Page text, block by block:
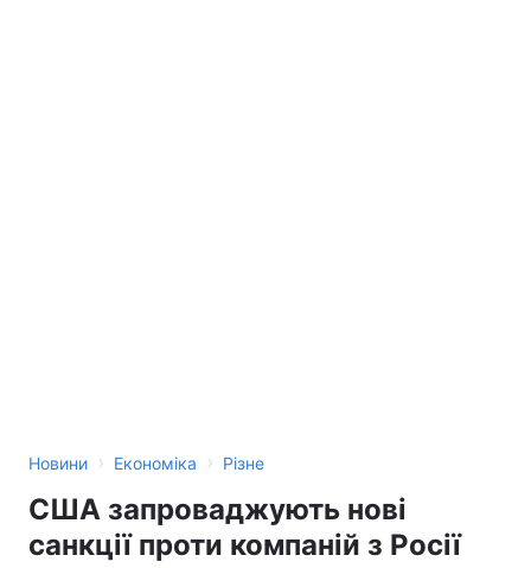
Новини › Економіка › Різне
США запроваджують нові
санкції проти компаній з Росії